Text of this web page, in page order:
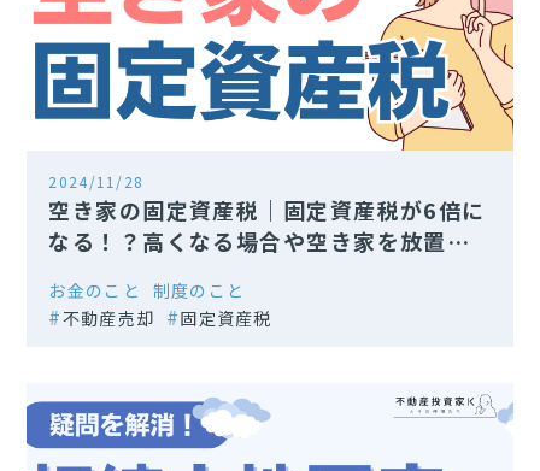
2024/11/28
空き家の固定資産税｜固定資産税が6倍に
なる！？高くなる場合や空き家を放置す
お金のこと
制度のこと
不動産売却
固定資産税